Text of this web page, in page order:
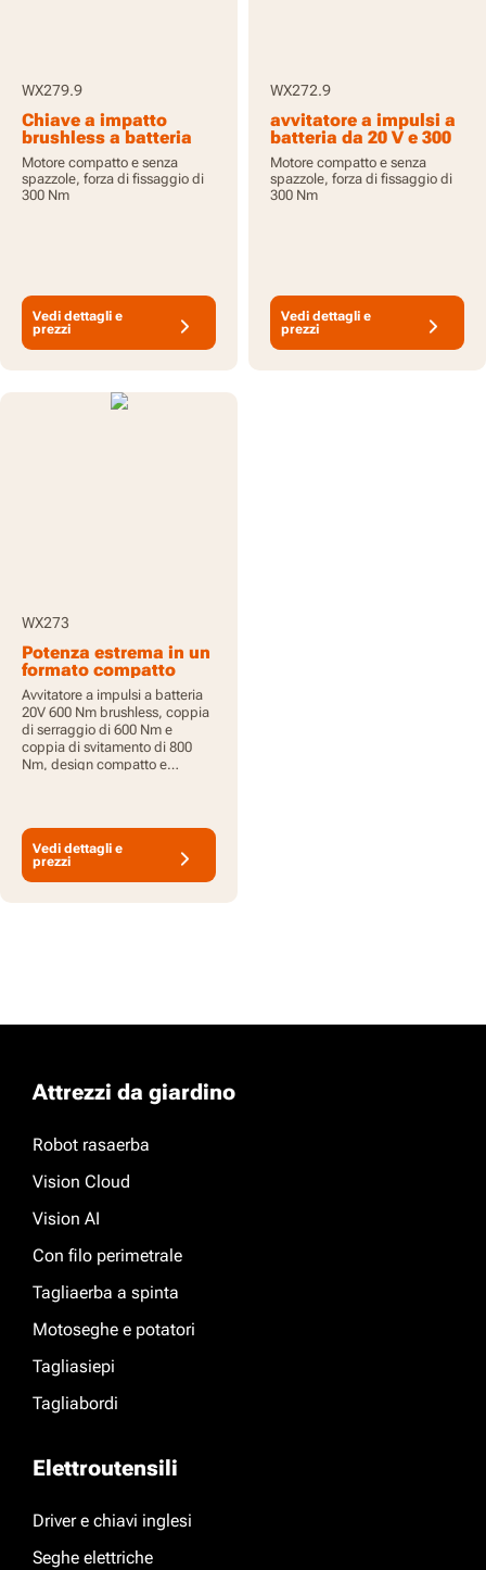
WX279.9
Chiave a impatto
brushless a batteria
20V - senza batterie e
caricabatteria
Motore compatto e senza
spazzole, forza di fissaggio di
300 Nm
Vedi dettagli e
prezzi
WX272.9
avvitatore a impulsi a
batteria da 20 V e 300
Nm con motore
brushless - Solo
utensile
Motore compatto e senza
spazzole, forza di fissaggio di
300 Nm
Vedi dettagli e
prezzi
WX273
Potenza estrema in un
formato compatto
Avvitatore a impulsi a batteria
20V 600 Nm brushless, coppia
di serraggio di 600 Nm e
coppia di svitamento di 800
Nm, design compatto e
Vedi dettagli e
prezzi
Attrezzi da giardino
Robot rasaerba
Vision Cloud
Vision AI
Con filo perimetrale
Tagliaerba a spinta
Motoseghe e potatori
Tagliasiepi
Tagliabordi
Elettroutensili
Driver e chiavi inglesi
Seghe elettriche